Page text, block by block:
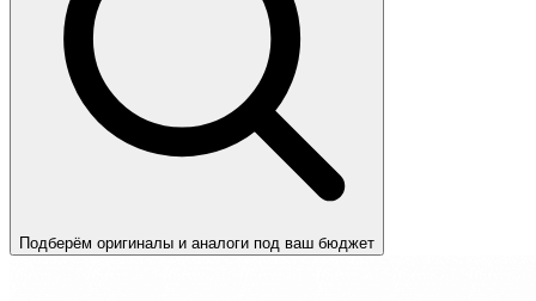
Подберём оригиналы и аналоги под ваш бюджет